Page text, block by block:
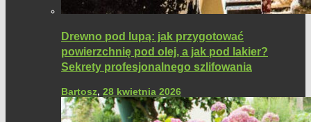
Drewno pod lupą: jak przygotować
powierzchnię pod olej, a jak pod lakier?
Sekrety profesjonalnego szlifowania
Bartosz, 28 kwietnia 2026